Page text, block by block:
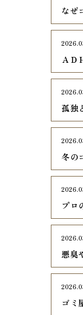
なぜ
ＡＤ
孤独
冬の
プロ
悪臭
ゴミ